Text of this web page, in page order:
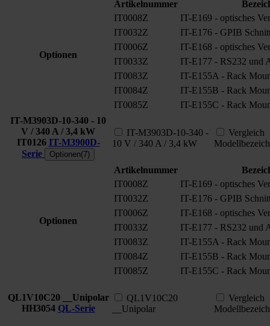
Optionen
Artikelnummer
IT0008Z
IT-E169 - optisches
IT0032Z
IT-E176 - GPIB
IT0006Z
IT-E168 - optisches
IT0033Z
IT-E177 - RS232 und
IT0083Z
IT-E155A - Rack
IT0084Z
IT-E155B - Rack
IT0085Z
IT-E155C - Rack
IT-M3903D-10-340 - 10
V / 340 A / 3,4 kW
IT0126 IT-M3900D-
Serie
Optionen(7)
IT-M3903D-10-340 -
10 V / 340 A / 3,4 kW
Vergleich
Optionen
Artikelnummer
IT0008Z
IT-E169 - optisches
IT0032Z
IT-E176 - GPIB
IT0006Z
IT-E168 - optisches
IT0033Z
IT-E177 - RS232 und
IT0083Z
IT-E155A - Rack
IT0084Z
IT-E155B - Rack
IT0085Z
IT-E155C - Rack
QL1V10C20 __Unipolar
HH3054 QL-Serie
QL1V10C20
__Unipolar
Vergleich